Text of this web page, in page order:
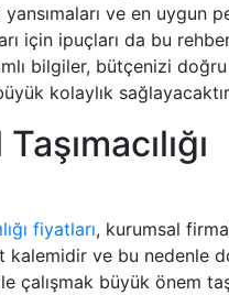
ve en uygun
için ipuçları da bu
bilgiler, bütçenizi doğru
kolaylık
fiyatları, kurumsal
kalemidir ve bu nedenle
çalışmak büyük önem